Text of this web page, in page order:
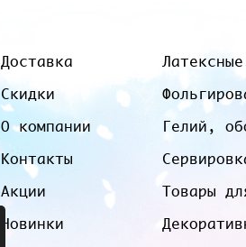
Доставка
Скидки
О компании
Контакты
Акции
Новинки
Гелий,
Товары